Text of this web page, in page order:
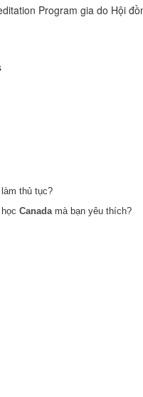
Program gia do Hội
thủ tục?
Canadamà bạn yêu thích?